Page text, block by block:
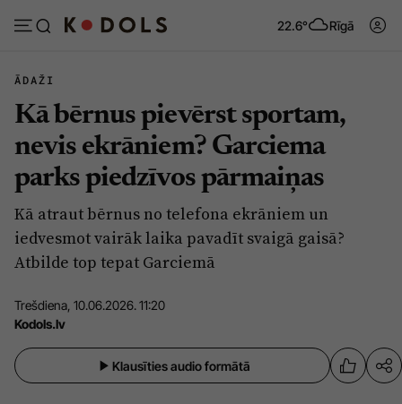
22.6° Rīgā
Abonēt Pieslēgties
Ziņas
Politika
Pašvaldības
Veselība
Ģimene
Vide
Tēmas
Viedokļi
Sarunas
ĀDAŽI
Kā bērnus pievērst sportam,
nevis ekrāniem? Garciema
parks piedzīvos pārmaiņas
Kā atraut bērnus no telefona ekrāniem un
iedvesmot vairāk laika pavadīt svaigā gaisā?
Atbilde top tepat Garciemā
Trešdiena, 10.06.2026. 11:20
Kodols.lv
Klausīties audio formātā